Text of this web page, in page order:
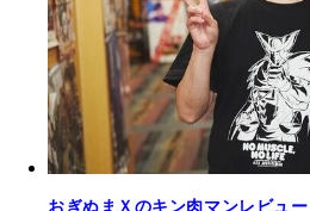
おぎぬまＸのキン肉マンレビュ